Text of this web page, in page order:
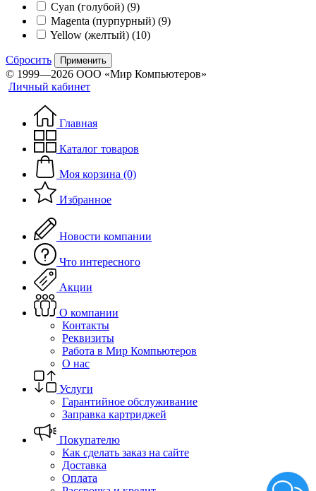
Cyan (голубой) (9)
Magenta (пурпурный) (9)
Yellow (желтый) (10)
Сбросить Применить
© 1999—2026 ООО «Мир Компьютеров»
Личный кабинет
Главная
Каталог товаров
Моя корзина (0)
Избранное
Новости компании
Что интересного
Акции
О компании
Контакты
Реквизиты
Работа в Мир Компьютеров
О нас
Услуги
Гарантийное обслуживание
Заправка картриджей
Покупателю
Как сделать заказ на сайте
Доставка
Оплата